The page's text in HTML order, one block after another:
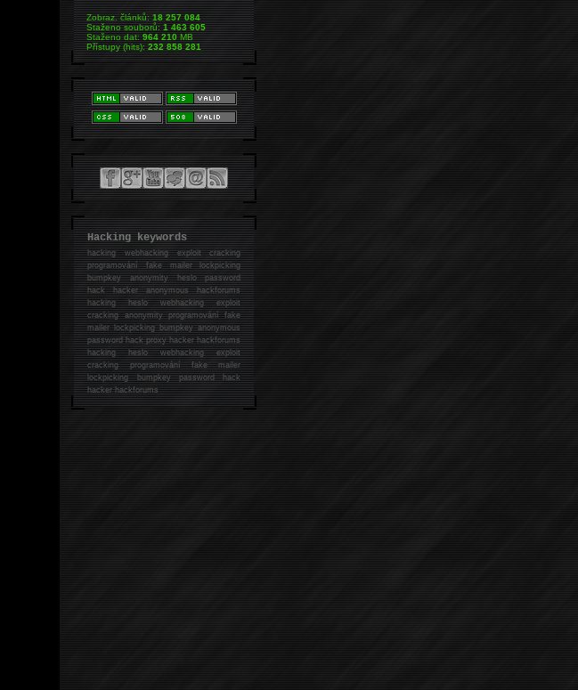
Zobraz. článků:18 257 084
Staženo souborů:1 463 605
Staženo dat:964 210MB
Přístupy (hits):232 858 281
Hacking keywords
hackingwebhacking exploit cracking
programování fake mailer lockpicking
bumpkey anonymity heslo password
hackhacker anonymous hackforums
hackingheslo webhacking exploit
cracking anonymity programování fake
mailer lockpicking bumpkey anonymous
password hack proxy hacker hackforums
hacking heslo webhacking exploit
cracking programování fake mailer
lockpicking bumpkey password hack
hackerhackforums